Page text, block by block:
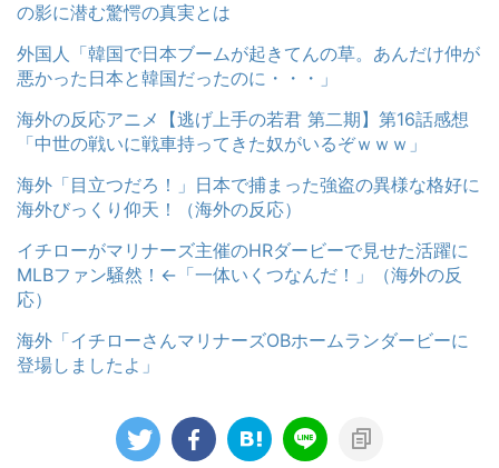
の影に潜む驚愕の真実とは
外国人「韓国で日本ブームが起きてんの草。あんだけ仲が
悪かった日本と韓国だったのに・・・」
海外の反応アニメ【逃げ上手の若君 第二期】第16話感想
「中世の戦いに戦車持ってきた奴がいるぞｗｗｗ」
海外「目立つだろ！」日本で捕まった強盗の異様な格好に
海外びっくり仰天！（海外の反応）
イチローがマリナーズ主催のHRダービーで見せた活躍に
MLBファン騒然！←「一体いくつなんだ！」（海外の反
応）
海外「イチローさんマリナーズOBホームランダービーに
登場しましたよ」